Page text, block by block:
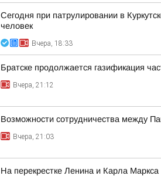
Сегодня при патрулировании в
человек
Вчера, 18:33
Братске продолжается газификация
Вчера, 21:12
Возможности сотрудничества между
Вчера, 21:03
На перекрестке Ленина и Карла